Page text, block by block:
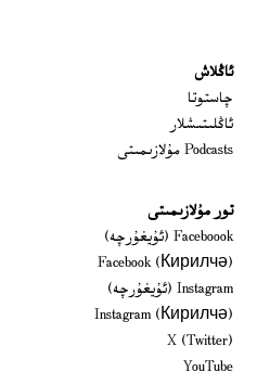
ئاڭلاش
چاستوتا
ئاڭلىتىشلار
Podcasts مۇلازىمىتى
تور مۇلازىمىتى
Faceboook (ئۇيغۇرچە)
in new window
Facebook (Кирилчә)
in new window
Instagram (ئۇيغۇرچە)
in new window
Instagram (Кирилчә)
in new window
X (Twitter)
YouTube